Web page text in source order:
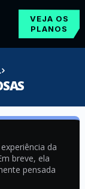
VEJA OS
PLANOS
da
breve, ela
pensada